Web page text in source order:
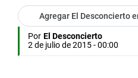
Agregar El Desconcierto
Por El Desconcierto
2 de julio de 2015 - 00:00